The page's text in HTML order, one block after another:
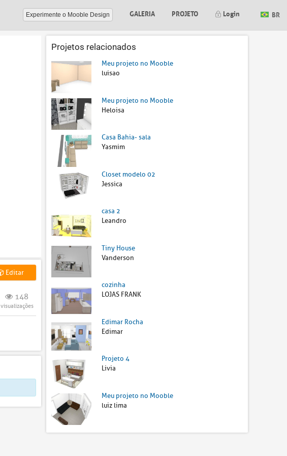
Experimente o Mooble Design GALERIA PROJETO Login BR
Editar
148
visualizações
Projetos relacionados
Meu projeto no Mooble
luisao
Meu projeto no Mooble
Heloisa
Casa Bahia- sala
Yasmim
Closet modelo 02
Jessica
casa 2
Leandro
Tiny House
Vanderson
cozinha
LOJAS FRANK
Edimar Rocha
Edimar
Projeto 4
Livia
Meu projeto no Mooble
luiz lima